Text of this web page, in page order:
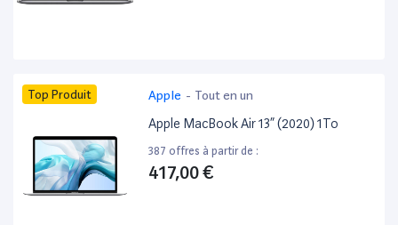
Top Produit Apple - Tout en un
Apple MacBook Air 13” (2020) 1To
387 offres à partir de :
417,00 €